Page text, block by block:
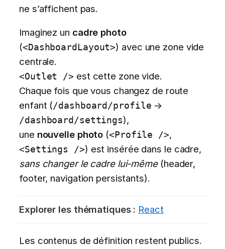
ne s’affichent pas.
Imaginez un cadre photo
(<DashboardLayout>) avec une zone vide
centrale.
<Outlet /> est cette zone vide.
Chaque fois que vous changez de route
enfant (/dashboard/profile →
/dashboard/settings),
une nouvelle photo (<Profile />,
<Settings />) est insérée dans le cadre,
sans changer le cadre lui-même(header,
footer, navigation persistants).
Explorer les thématiques : React
Les contenus de définition restent publics.